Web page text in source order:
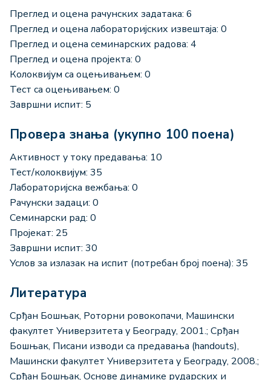
Преглед и оцена рачунских задатака: 6
Преглед и оцена лабораторијских извештаја: 0
Преглед и оцена семинарских радова: 4
Преглед и оцена пројекта: 0
Колоквијум са оцењивањем: 0
Тест са оцењивањем: 0
Завршни испит: 5
Провера знања (укупно 100 поена)
Активност у току предавања: 10
Тест/колоквијум: 35
Лабораторијска вежбања: 0
Рачунски задаци: 0
Семинарски рад: 0
Пројекат: 25
Завршни испит: 30
Услов за излазак на испит (потребан број поена): 35
Литература
Срђан Бошњак, Роторни ровокопачи, Машински
факултет Универзитета у Београду, 2001.; Срђан
Бошњак, Писани изводи са предавања (handouts),
Машински факултет Универзитета у Београду, 2008.;
Срђан Бошњак, Основе динамике рударских и